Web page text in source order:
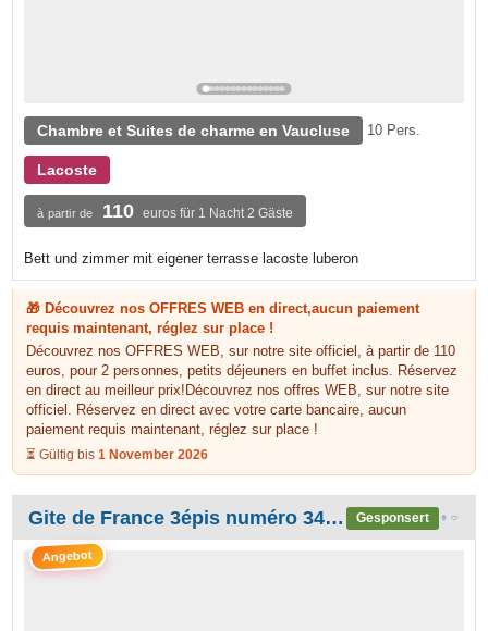
Chambre et Suites de charme en Vaucluse 10 Pers.
Lacoste
à partir de 110 euros für 1 Nacht 2 Gäste
Bett und zimmer mit eigener terrasse lacoste luberon
🎁 Découvrez nos OFFRES WEB en direct,aucun paiement
requis maintenant, réglez sur place !
Découvrez nos OFFRES WEB, sur notre site officiel, à partir de 110
euros, pour 2 personnes, petits déjeuners en buffet inclus. Réservez
en direct au meilleur prix!Découvrez nos offres WEB, sur notre site
officiel. Réservez en direct avec votre carte bancaire, aucun
paiement requis maintenant, réglez sur place !
⏳ Gültig bis1 November 2026
Angebot
Gite de France 3épis numéro 34G 21104 au Poujol/Orb plus meublé tourisme 3 étoiles VILLA PRADES Gesponsert